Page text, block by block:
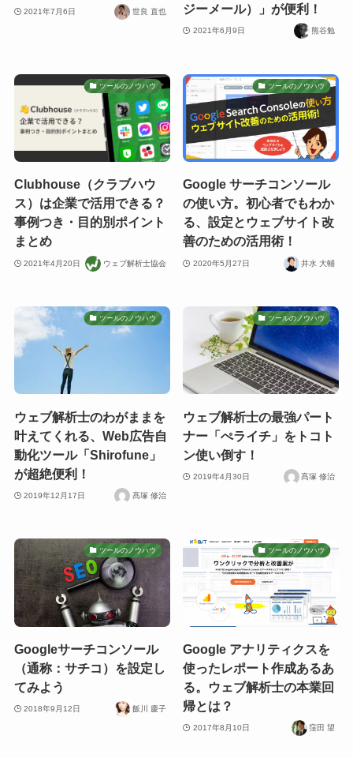
2021年7月6日 世良 直也
ジーメール）」が便利！
2021年6月9日 熊谷勉
ツールのノウハウ
Clubhouse（クラブハウ
ス）は企業で活用できる？
事例つき・目的別ポイント
まとめ
2021年4月20日 ウェブ解析士協会
ツールのノウハウ
Google サーチコンソール
の使い方。初心者でもわか
る、設定とウェブサイト改
善のための活用術！
2020年5月27日 井水 大輔
ツールのノウハウ
ウェブ解析士のわがままを
叶えてくれる、Web広告自
動化ツール「Shirofune」
が超絶便利！
2019年12月17日 髙塚 修治
ツールのノウハウ
ウェブ解析士の最強パート
ナー「ぺライチ」をトコト
ン使い倒す！
2019年4月30日 髙塚 修治
ツールのノウハウ
Googleサーチコンソール
（通称：サチコ）を設定し
てみよう
2018年9月12日 飯川 慶子
ツールのノウハウ
Google アナリティクスを
使ったレポート作成あるあ
る。ウェブ解析士の本業回
帰とは？
2017年8月10日 窪田 望